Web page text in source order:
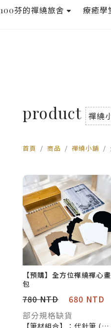
100芬的禪繞旅舍 療癒學
product 禪繞
首頁 商品 禪繞小舖
【預購】全方位禪繞禪心畫
包
780 NTD
680 NTD
部分規格缺貨
【筆材組合】：代針筆 (黑